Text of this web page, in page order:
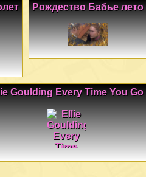
Рождество Бабье лето
Goulding Every Time You Go